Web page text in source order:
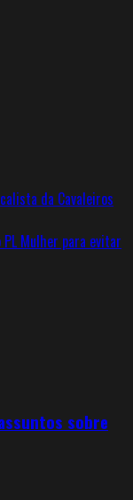
da Cavaleiros
Mulher para evitar
sobre